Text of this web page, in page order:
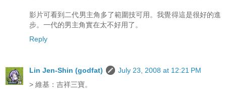
影片可看到二代男主角多了範圍技可用。我覺得這是很好的進
步。一代的男主角實在太不好用了。
Reply
Lin Jen-Shin (godfat)
July 23, 2008 at 12:21 PM
> 維基：吉祥三寶。